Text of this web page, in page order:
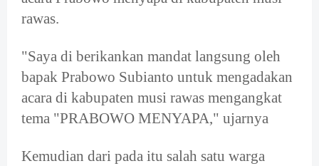
rawas.
"Saya di berikankan mandat langsung oleh
bapak Prabowo Subianto untuk mengadakan
acara di kabupaten musi rawas mengangkat
tema "PRABOWO MENYAPA," ujarnya
Kemudian dari pada itu salah satu warga